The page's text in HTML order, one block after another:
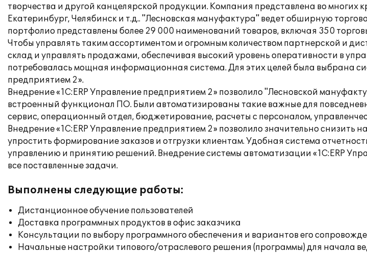
творчества и другой канцелярской продукции. Компания представлена во многих
Екатеринбург, Челябинск и т.д.. "Лесновская мануфактура" ведет обширную
портфолио представлены более 29 000 наименований товаров, включая 350
Чтобы управлять таким ассортиментом и огромным количеством партнерской и
склад и управлять продажами, обеспечивая высокий уровень оперативности в
потребовалась мощная информационная система. Для этих целей была выбрана
предприятием 2».
Внедрение «1С:ERP Управление предприятием 2» позволило "Лесновской
встроенный функционал ПО. Были автоматизированы такие важные для
сервис, операционный отдел, бюджетирование, расчеты с персоналом,
Внедрение «1С:ERP Управление предприятием 2» позволило значительно снизить
упростить формирование заказов и отгрузки клиентам. Удобная система
управлению и принятию решений. Внедрение системы автоматизации «1С:ERP
все поставленные задачи.
Выполнены следующие работы:
Дистанционное обучение пользователей
Доставка программных продуктов в офис заказчика
Консультации по выбору программного обеспечения и вариантов его
Начальные настройки типового/отраслевого решения (программы) для начала